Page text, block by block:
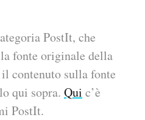
Media
Europa
PostIt, che
fonte originale della
contenuto sulla fonte
qui sopra. Qui c’è
PostIt.